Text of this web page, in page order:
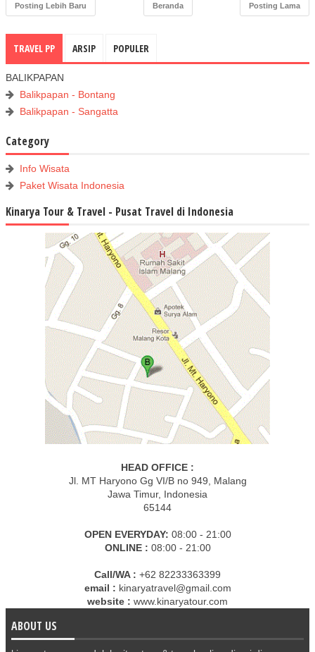
Posting Lebih Baru Posting Lama
Beranda
TRAVEL PP ARSIP POPULER
BALIKPAPAN
Balikpapan - Bontang
Balikpapan - Sangatta
Category
Info Wisata
Paket Wisata Indonesia
Kinarya Tour & Travel - Pusat Travel di Indonesia
HEAD OFFICE :
Jl. MT Haryono Gg VI/B no 949, Malang
Jawa Timur, Indonesia
65144
OPEN EVERYDAY: 08:00 - 21:00
ONLINE : 08:00 - 21:00
Call/WA : +62 82233363399
email : kinaryatravel@gmail.com
website : www.kinaryatour.com
ABOUT US